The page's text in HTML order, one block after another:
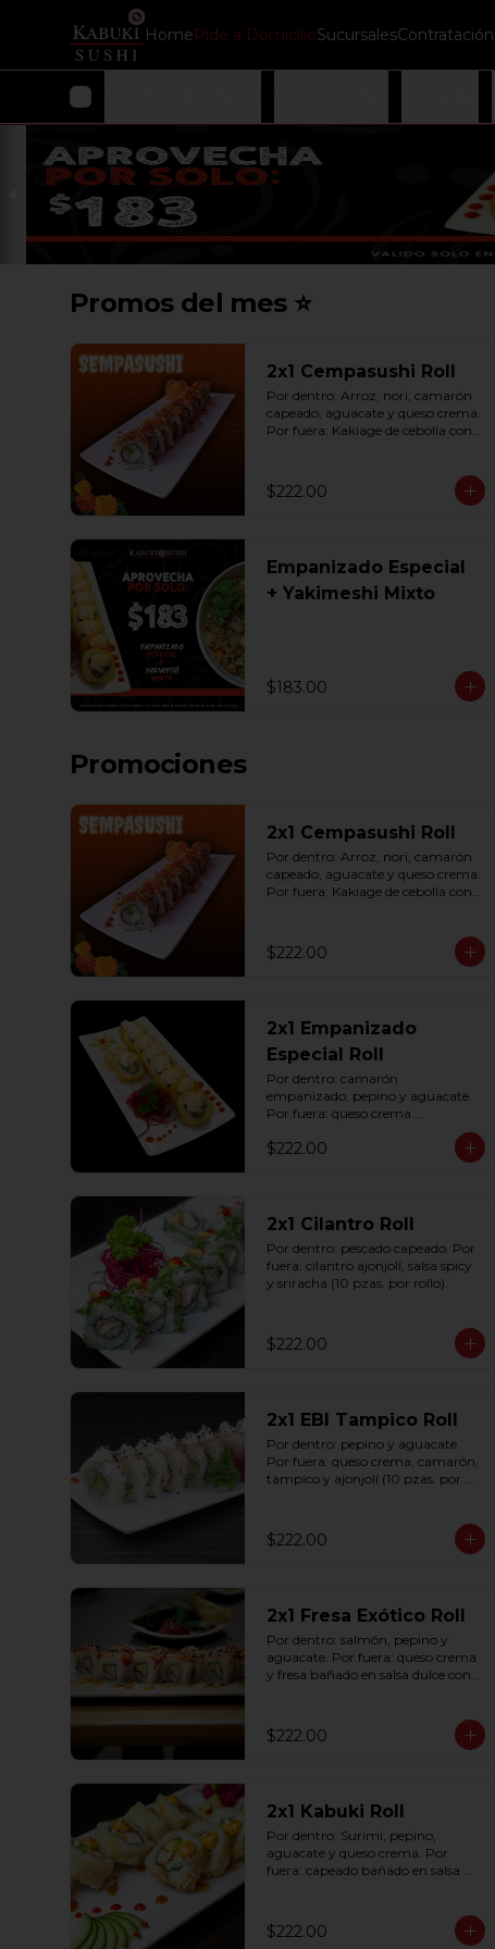
HomePide a DomicilioSucursalesContratación
Promos del mes ⭐
2x1 Cempasushi Roll
Por dentro: Arroz, nori, camarón
capeado, aguacate y queso crema.
Por fuera: Kakiage de cebolla con
$222.00
Empanizado Especial
+ Yakimeshi Mixto
$183.00
Promociones
2x1 Cempasushi Roll
Por dentro: Arroz, nori, camarón
capeado, aguacate y queso crema.
Por fuera: Kakiage de cebolla con
$222.00
2x1 Empanizado
Especial Roll
Por dentro: camarón
empanizado, pepino y aguacate.
Por fuera: queso crema
pzas. por rollo).
$222.00
2x1 Cilantro Roll
Por dentro: pescado capeado. Por
fuera: cilantro ajonjolí, salsa spicy
y sriracha (10 pzas. por rollo).
$222.00
2x1 EBI Tampico Roll
Por dentro: pepino y aguacate.
Por fuera: queso crema, camarón,
tampico y ajonjolí (10 pzas. por
$222.00
2x1 Fresa Exótico Roll
Por dentro: salmón, pepino y
aguacate. Por fuera: queso crema
y fresa bañado en salsa dulce con
$222.00
2x1 Kabuki Roll
Por dentro: Surimi, pepino,
aguacate y queso crema. Por
fuera: capeado bañado en salsa
$222.00